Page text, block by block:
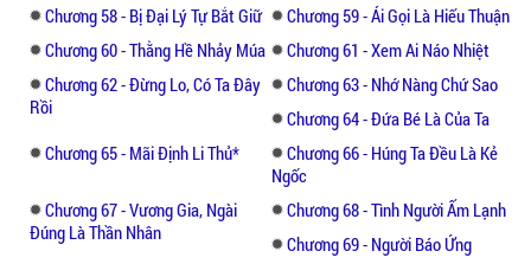
Chương 58 - Bị Đại Lý Tự Bắt Giữ
Chương 59 - Ái Gọi Là Hiếu Thuận
Chương 60 - Thằng Hề Nhảy Múa
Chương 61 - Xem Ai Náo Nhiệt
Chương 62 - Đừng Lo, Có Ta Đây
Rồi
Chương 63 - Nhớ Nàng Chứ Sao
Chương 64 - Đứa Bé Là Của Ta
Chương 65 - Mãi Định Li Thủ*
Chương 66 - Húng Ta Đều Là Kẻ
Ngốc
Chương 67 - Vương Gia, Ngài
Đúng Là Thần Nhân
Chương 68 - Tình Người Ấm Lạnh
Chương 69 - Người Báo Ứng